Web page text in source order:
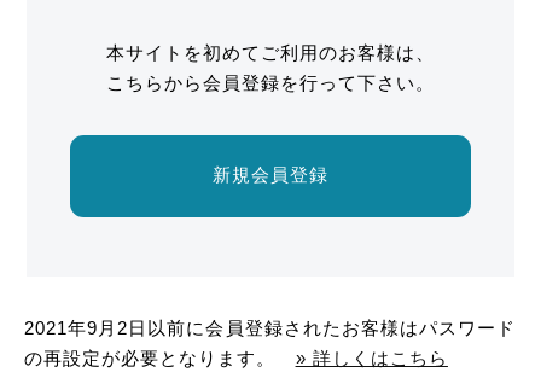
本サイトを初めてご利用のお客様は、
こちらから会員登録を行って下さい。
新規会員登録
2021年9月2日以前に会員登録されたお客様はパスワード
の再設定が必要となります。 » 詳しくはこちら